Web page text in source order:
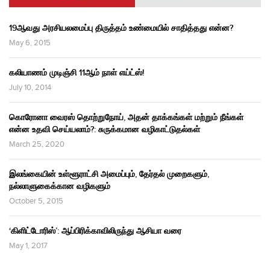
19ஆவது அரசியலமைப்பு திருத்தம் உண்மையில் சாதித்தது என்ன?
May 6, 2015
கலியாணம் முடிஞ்சி 11ஆம் நாள் எய்ட்ஸ்!
July 10, 2014
கொரோனா வைரஸ் தொற்றுநோய், அதன் தாக்கங்கள் மற்றும் நீங்கள்
என்ன உதவி செய்யலாம்?: சுருக்கமான வழிகாட்டுதல்கள்
March 25, 2020
இலங்கையின் உள்ளூராட்சி அமைப்பும், தேர்தல் முறைகளும்,
நல்லாளுகைக்கான வழிகளும்
October 5, 2015
‘கிளிட்டோரிஸ்’: ஆப்பிரிக்காவிலிருந்து ஆசியா வரை
May 1, 2017